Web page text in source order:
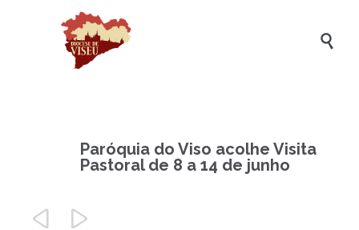

Paróquia do Viso acolhe Visita
Pastoral de 8 a 14 de junho
 